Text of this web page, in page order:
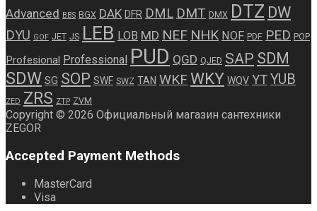
Advanced BBS BGX DAK DFR DML DMT DMX DTZ DW
DYU GOF JET JS LEB LOB MD NEF NHK NOF PDF PED POP
Profesional Professional PUD QGD QJED SAP SDM
SDW SG SOP SWF SWZ TAN WKFWKY WQV YTYUB
ZED ZRS ZTP ZVM
Copyright © 2026 Официальный магазин сантехники
ZEGOR
Accepted Payment Methods
MasterCard
Visa